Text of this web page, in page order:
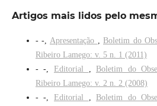
Artigos mais lidos pelo
- -, Apresentação
Boletim do
Ribeiro Lamego: v. 5 n. 1 (2011)
- -, Editorial
Boletim do
Ribeiro Lamego: v. 2 n. 2 (2008)
- -, Editorial
Boletim do